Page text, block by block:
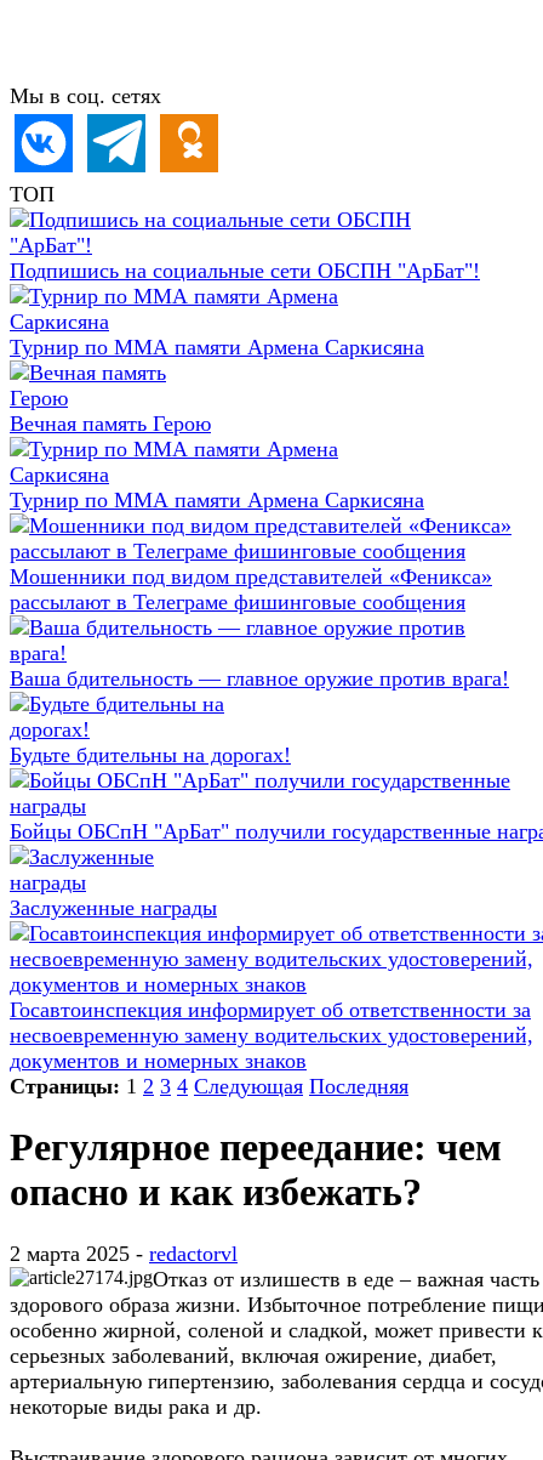
Мы в соц. сетях
ТОП
Подпишись на социальные сети ОБСПН "АрБат"!
Турнир по ММА памяти Армена Саркисяна
Вечная память Герою
Турнир по ММА памяти Армена Саркисяна
Мошенники под видом представителей «Феникса»
рассылают в Телеграме фишинговые сообщения
Ваша бдительность — главное оружие против врага!
Будьте бдительны на дорогах!
Бойцы ОБСпН "АрБат" получили государственные
Заслуженные награды
Госавтоинспекция информирует об ответственности за
несвоевременную замену водительских удостоверений,
документов и номерных знаков
Страницы: 1 2 3 4 Следующая Последняя
Регулярное переедание: чем
опасно и как избежать?
2 марта 2025 - redactorvl
Отказ от излишеств в еде – важная часть
здорового образа жизни. Избыточное потребление
особенно жирной, соленой и сладкой, может привести
серьезных заболеваний, включая ожирение, диабет,
артериальную гипертензию, заболевания сердца и
некоторые виды рака и др.